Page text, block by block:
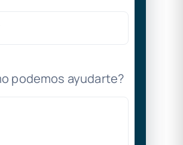
podemos ayudarte?